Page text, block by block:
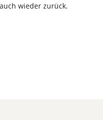
wieder zurück.